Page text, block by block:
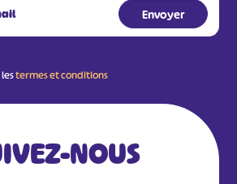
termes et conditions
NOUS